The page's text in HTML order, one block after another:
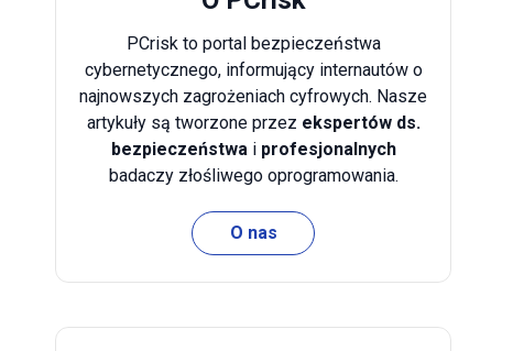
PCrisk to portal bezpieczeństwa
cybernetycznego, informujący internautów o
najnowszych zagrożeniach cyfrowych. Nasze
artykuły są tworzone przez ekspertów ds.
bezpieczeństwai profesjonalnych
badaczy złośliwego oprogramowania.
O nas